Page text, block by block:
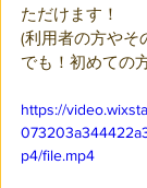
ただけます！
(利用者の方やそ
でも！初めての
https://
p4/file.mp4